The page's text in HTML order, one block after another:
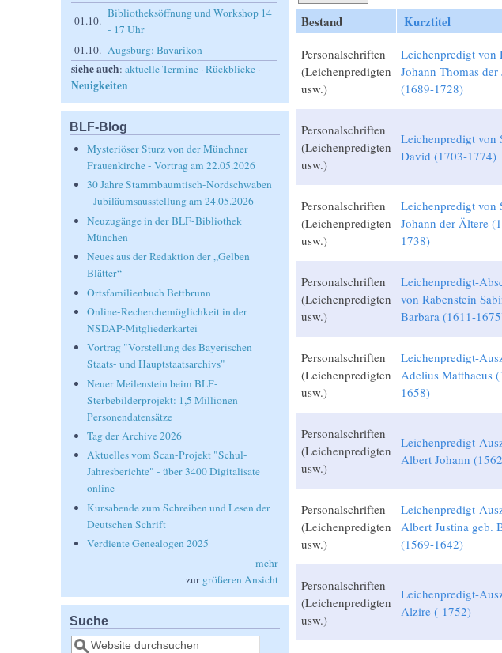
Bestand Kurztitel
Personalschriften
(Leichenpredigten
usw.)
Leichenpredigt von
Johann Thomas der
(1689-1728)
Personalschriften
(Leichenpredigten
usw.)
Leichenpredigt von
David (1703-1774)
Personalschriften
(Leichenpredigten
usw.)
Leichenpredigt von
Johann der Ältere
1738)
Personalschriften
(Leichenpredigten
usw.)
Leichenpredigt-
von Rabenstein
Barbara (1611-
Personalschriften
(Leichenpredigten
usw.)
Leichenpredigt-
Adelius Matthaeus
1658)
Personalschriften
(Leichenpredigten
usw.)
Leichenpredigt-
Albert Johann
Personalschriften
(Leichenpredigten
usw.)
Leichenpredigt-
Albert Justina geb.
(1569-1642)
Personalschriften
(Leichenpredigten
usw.)
Leichenpredigt-
Alzire (-1752)
01.10.
Bibliotheksöffnung und Workshop 14
- 17 Uhr
01.10. Augsburg: Bavarikon
siehe auch:aktuelle Termine ·Rückblicke ·
Neuigkeiten
BLF-Blog
Mysteriöser Sturz von der Münchner
Frauenkirche - Vortrag am 22.05.2026
30 Jahre Stammbaumtisch-Nordschwaben
- Jubiläumsausstellung am 24.05.2026
Neuzugänge in der BLF-Bibliothek
München
Neues aus der Redaktion der „Gelben
Blätter“
Ortsfamilienbuch Bettbrunn
Online-Recherchemöglichkeit in der
NSDAP-Mitgliederkartei
Vortrag "Vorstellung des Bayerischen
Staats- und Hauptstaatsarchivs"
Neuer Meilenstein beim BLF-
Sterbebilderprojekt: 1,5 Millionen
Personendatensätze
Tag der Archive 2026
Aktuelles vom Scan-Projekt "Schul-
Jahresberichte" - über 3400 Digitalisate
online
Kursabende zum Schreiben und Lesen der
Deutschen Schrift
Verdiente Genealogen 2025
mehr
zur größeren Ansicht
Suche
Suche